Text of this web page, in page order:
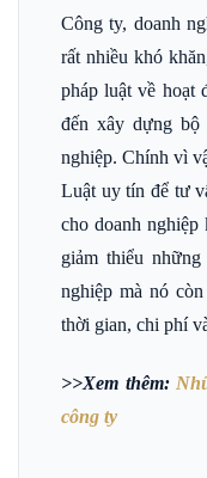
Công ty, doanh
rất nhiều khó
pháp luật về hoạt
đến xây dựng bộ
nghiệp. Chính vì
Luật uy tín để tư
cho doanh
giảm thiểu
nghiệp mà nó
thời gian, chi phí
>>Xem thêm:
công ty